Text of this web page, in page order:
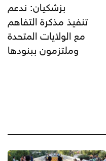
بزشكيان: ندعم
تنفيذ مذكرة التفاهم
مع الولايات المتحدة
وملتزمون ببنودها